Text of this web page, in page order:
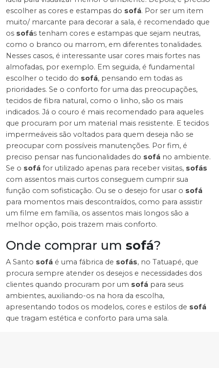
escolher as cores e estampas do sofá. Por ser um item
muito/ marcante para decorar a sala, é recomendado que
os sofás tenham cores e estampas que sejam neutras,
como o branco ou marrom, em diferentes tonalidades.
Nesses casos, é interessante usar cores mais fortes nas
almofadas, por exemplo. Em seguida, é fundamental
escolher o tecido do sofá, pensando em todas as
prioridades. Se o conforto for uma das preocupações,
tecidos de fibra natural, como o linho, são os mais
indicados. Já o couro é mais recomendado para aqueles
que procuram por um material mais resistente. E tecidos
impermeáveis são voltados para quem deseja não se
preocupar com possíveis manutenções. Por fim, é
preciso pensar nas funcionalidades do sofá no ambiente.
Se o sofá for utilizado apenas para receber visitas, sofás
com assentos mais curtos conseguem cumprir sua
função com sofisticação. Ou se o desejo for usar o sofá
para momentos mais descontraídos, como para assistir
um filme em família, os assentos mais longos são a
melhor opção, pois trazem mais conforto.
Onde comprar um sofá?
A Santo sofá é uma fábrica de sofás, no Tatuapé, que
procura sempre atender os desejos e necessidades dos
clientes quando procuram por um sofá para seus
ambientes, auxiliando-os na hora da escolha,
apresentando todos os modelos, cores e estilos de sofá
que tragam estética e conforto para uma sala.